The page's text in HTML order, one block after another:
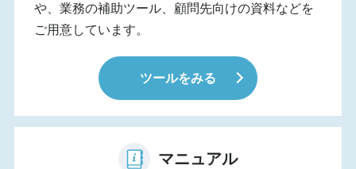
や、業務の補助ツール、顧問先向けの資料などを
ご用意しています。
ツールをみる
マニュアル